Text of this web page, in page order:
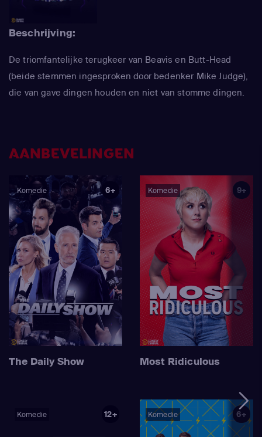
Beschrijving:
De triomfantelijke terugkeer van Beavis en Butt-Head
(beide stemmen ingesproken door bedenker Mike Judge),
die van gave dingen houden en niet van stomme dingen.
AANBEVELINGEN
Komedie 6+
The Daily Show
Komedie 9+
Most Ridiculous
Komedie 12+ Komedie 6+